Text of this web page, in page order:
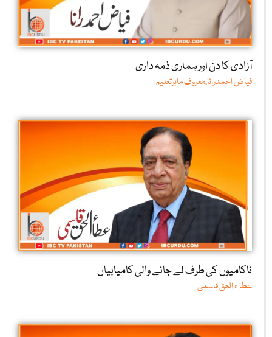
آزادی کا دن اور ہماری ذمہ داری
فیاض احمدرانا،معروف ماہرتعلیم
ناکامیوں کی طرف لے جانے والی کامیابیاں
عطا ء الحق قاسمی